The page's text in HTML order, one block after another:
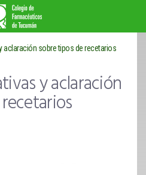
aclaración sobre tipos de recetarios
y aclaración